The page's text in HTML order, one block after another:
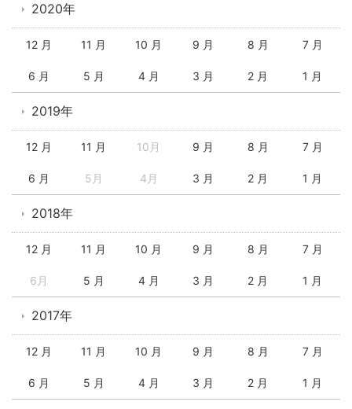
2020年
12 月 11 月 10 月 9 月 8 月 7 月
6 月 5 月 4 月 3 月 2 月 1 月
2019年
12 月 11 月 10月 9 月 8 月 7 月
6 月 5月 4月 3 月 2 月 1 月
2018年
12 月 11 月 10 月 9 月 8 月 7 月
6月 5 月 4 月 3 月 2 月 1 月
2017年
12 月 11 月 10 月 9 月 8 月 7 月
6 月 5 月 4 月 3 月 2 月 1 月